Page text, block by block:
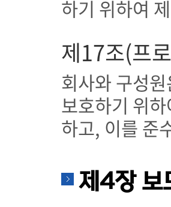
하기 위하여
제17조(프
회사와 구성
보호하기 위
하고, 이를 준
제4장 보